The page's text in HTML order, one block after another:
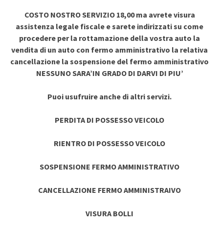
COSTO NOSTRO SERVIZIO 18,00 ma avrete visura
assistenza legale fiscale e sarete indirizzati su come
procedere per la rottamazione della vostra auto la
vendita di un auto con fermo amministrativo la relativa
cancellazione la sospensione del fermo amministrativo
NESSUNO SARA’IN GRADO DI DARVI DI PIU’
Puoi usufruire anche di altri servizi.
PERDITA DI POSSESSO VEICOLO
RIENTRO DI POSSESSO VEICOLO
SOSPENSIONE FERMO AMMINISTRATIVO
CANCELLAZIONE FERMO AMMINISTRAIVO
VISURA BOLLI